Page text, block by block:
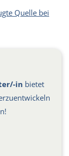
Quelle bei
in bietet